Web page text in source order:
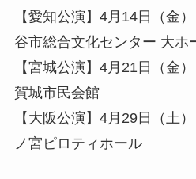
【愛知公演】4月14日（金
谷市総合文化センター 大ホ
【宮城公演】4月21日（金
賀城市民会館
【大阪公演】4月29日（土
ノ宮ピロティホール